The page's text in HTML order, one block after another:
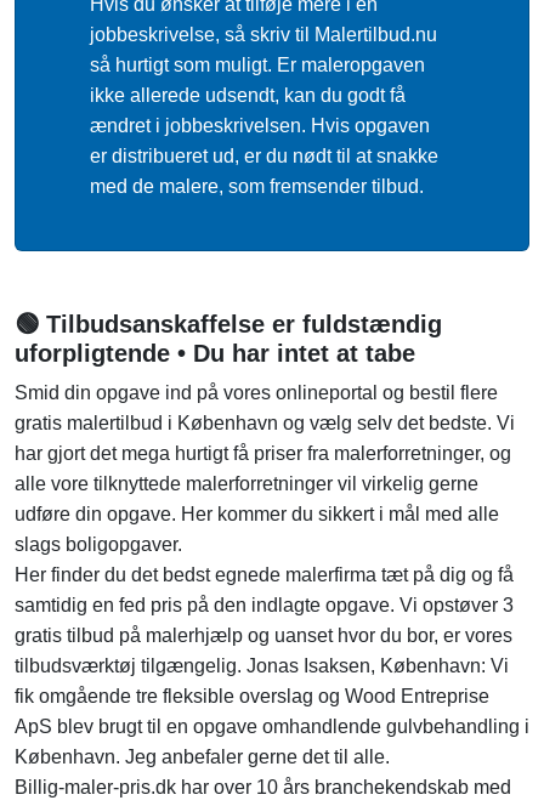
Hvis du ønsker at tilføje mere i en
jobbeskrivelse, så skriv til Malertilbud.nu
så hurtigt som muligt. Er maleropgaven
ikke allerede udsendt, kan du godt få
ændret i jobbeskrivelsen. Hvis opgaven
er distribueret ud, er du nødt til at snakke
med de malere, som fremsender tilbud.
🟢 Tilbudsanskaffelse er fuldstændig
uforpligtende • Du har intet at tabe
Smid din opgave ind på vores onlineportal og bestil flere
gratis malertilbud i København og vælg selv det bedste. Vi
har gjort det mega hurtigt få priser fra malerforretninger, og
alle vore tilknyttede malerforretninger vil virkelig gerne
udføre din opgave. Her kommer du sikkert i mål med alle
slags boligopgaver.
Her finder du det bedst egnede malerfirma tæt på dig og få
samtidig en fed pris på den indlagte opgave. Vi opstøver 3
gratis tilbud på malerhjælp og uanset hvor du bor, er vores
tilbudsværktøj tilgængelig. Jonas Isaksen, København: Vi
fik omgående tre fleksible overslag og Wood Entreprise
ApS blev brugt til en opgave omhandlende gulvbehandling i
København. Jeg anbefaler gerne det til alle.
Billig-maler-pris.dk har over 10 års branchekendskab med